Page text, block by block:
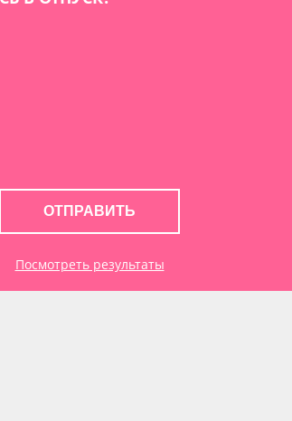
ОТПРАВИТЬ
Посмотреть результаты